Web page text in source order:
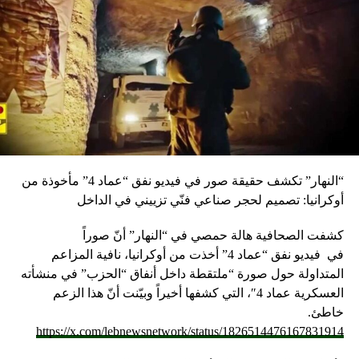
رعد: مكافحة الفساد ليست موسمية ولا نستهدف أحدا في
معركتنا
“النهار” تكشف حقيقة صور في فيديو نفق “عماد 4” مأخوذة من
أوكرانيا: تصميم لحجر صناعي فنّي تزييني في الداخل
كشفت الصحافية هالة حمصي في “النهار” أنّ صوراً
في فيديو
نفق “عماد 4” أخذت من أوكرانيا، نافية المزاعم
المتداولة حول صورة “ملتقطة داخل أنفاق “الحزب” في منشأته
العسكرية عماد 4″، التي كشفها أخيراً وبيّنت أنّ هذا الزعم
خاطئ.
https://x.com/lebnewsnetwork/status/1826514476167831914